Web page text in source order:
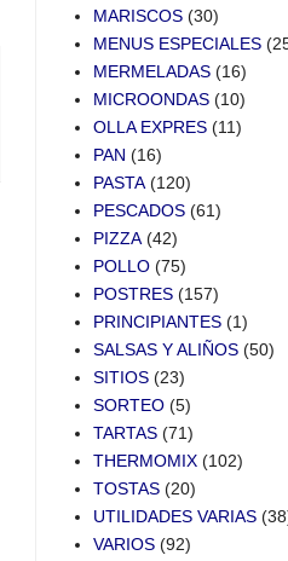
MARISCOS (30)
MENUS ESPECIALES
MERMELADAS (16)
MICROONDAS (10)
OLLA EXPRES (11)
PAN (16)
PASTA (120)
PESCADOS (61)
PIZZA (42)
POLLO (75)
POSTRES (157)
PRINCIPIANTES (1)
SALSAS Y ALIÑOS (50)
SITIOS (23)
SORTEO (5)
TARTAS (71)
THERMOMIX (102)
TOSTAS (20)
UTILIDADES VARIAS
VARIOS (92)